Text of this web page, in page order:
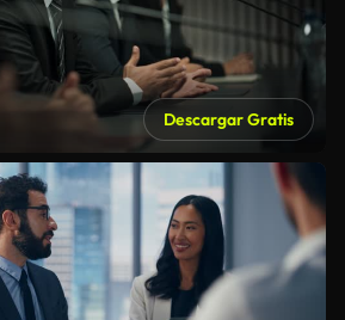
Descargar Gratis